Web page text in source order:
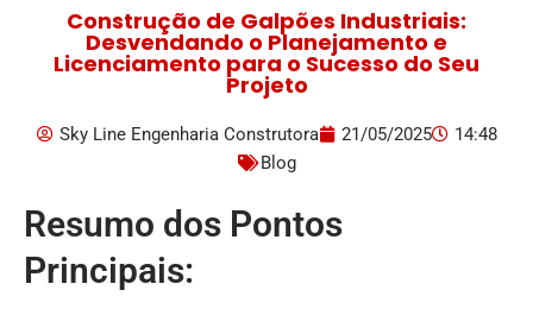
Construção de Galpões Industriais:
Desvendando o Planejamento e
Licenciamento para o Sucesso do Seu
Projeto
Sky Line Engenharia Construtora 21/05/2025
14:48
Blog
Resumo dos Pontos
Principais: